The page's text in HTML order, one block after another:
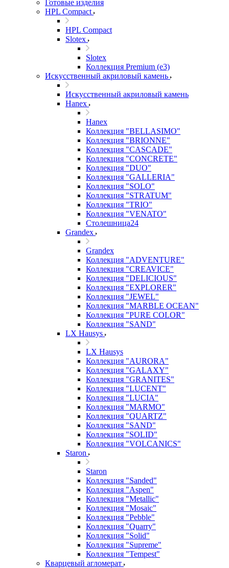
Готовые изделия
HPL Compact
HPL Compact
Slotex
Slotex
Коллекция Premium (e3)
Искусственный акриловый камень
Искусственный акриловый камень
Hanex
Hanex
Коллекция "BELLASIMO"
Коллекция "BRIONNE"
Коллекция "CASCADE"
Коллекция "CONCRETE"
Коллекция "DUO"
Коллекция "GALLERIA"
Коллекция "SOLO"
Коллекция "STRATUM"
Коллекция "TRIO"
Коллекция "VENATO"
Столешница24
Grandex
Grandex
Коллекция "ADVENTURE"
Коллекция "CREAVICE"
Коллекция "DELICIOUS"
Коллекция "EXPLORER"
Коллекция "JEWEL"
Коллекция "MARBLE OCEAN"
Коллекция "PURE COLOR"
Коллекция "SAND"
LX Hausys
LX Hausys
Коллекция "AURORA"
Коллекция "GALAXY"
Коллекция "GRANITES"
Коллекция "LUCENT"
Коллекция "LUCIA"
Коллекция "MARMO"
Коллекция "QUARTZ"
Коллекция "SAND"
Коллекция "SOLID"
Коллекция "VOLCANICS"
Staron
Staron
Коллекция "Sanded"
Коллекция "Aspen"
Коллекция "Metallic"
Коллекция "Mosaic"
Коллекция "Pebble"
Коллекция "Quarry"
Коллекция "Solid"
Коллекция "Supreme"
Коллекция "Tempest"
Кварцевый агломерат